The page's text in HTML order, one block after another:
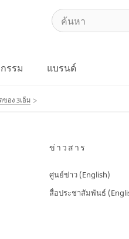
รรม แบรนด์
อง 3เอ็ม
ข่าวสาร
ศูนย์ข่าว (English)
สื่อประชาสัมพันธ์